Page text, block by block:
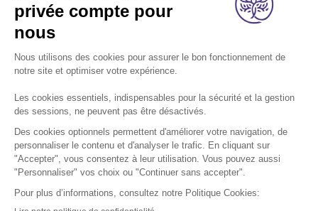
A propos
Nos métiers
Les indispensables
Nous rejoindre
Nous contacter
Retrouvez-nous sur les réseaux sociaux: